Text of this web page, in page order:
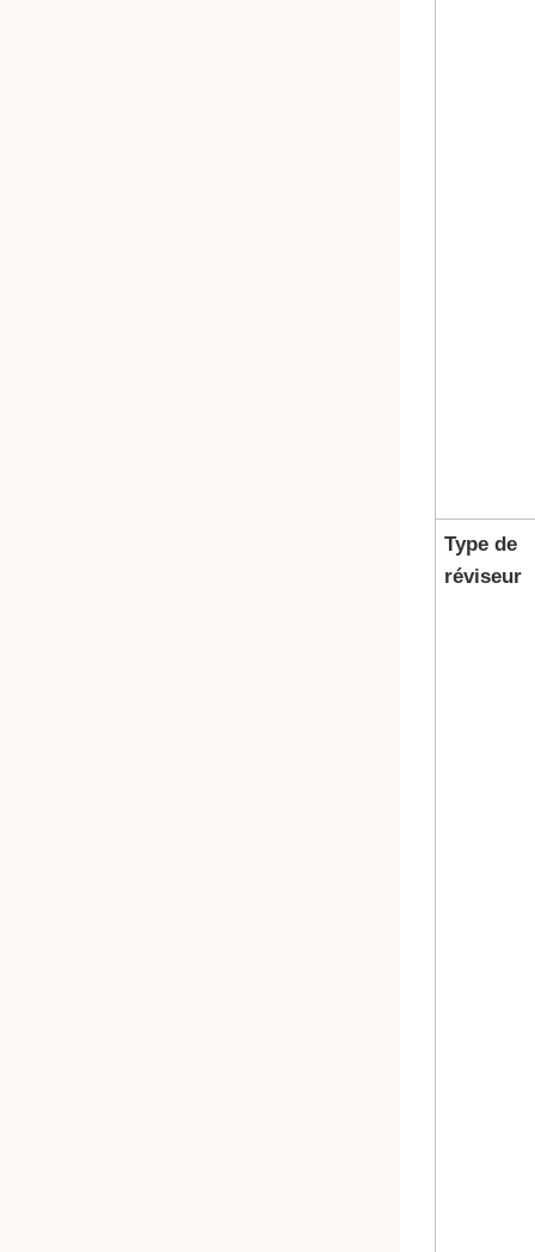
Type de
réviseur